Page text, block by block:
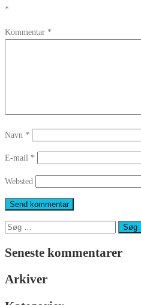
*
Kommentar *
Navn *
E-mail *
Websted
Søg
Seneste kommentarer
Arkiver